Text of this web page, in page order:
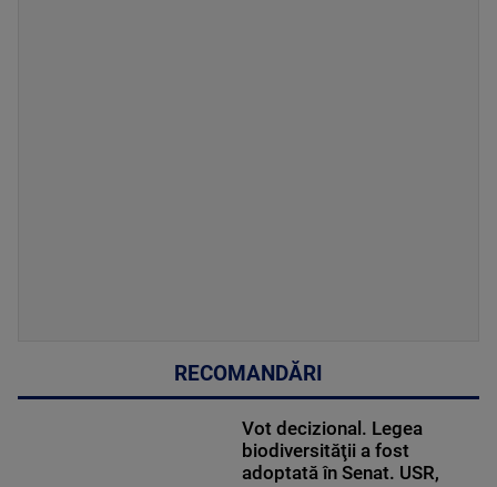
RECOMANDĂRI
Vot decizional. Legea
biodiversităţii a fost
adoptată în Senat. USR,